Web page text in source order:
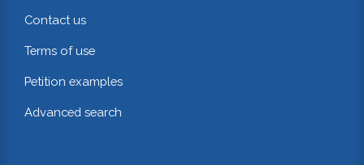
Contact us
Terms of use
Petition examples
Advanced search